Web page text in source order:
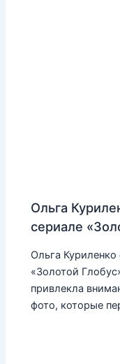
Ольга
сериале
Ольга
«Золотой
привлекла
фото, которые